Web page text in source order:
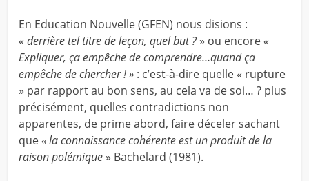
En Education Nouvelle (GFEN) nous disions :
« derrière tel titre de leçon, quel but ?» ou encore«
Expliquer, ça empêche de comprendre…quand ça
empêche de chercher ! » : c’est-à-dire quelle « rupture
» par rapport au bon sens, au cela va de soi… ? plus
précisément, quelles contradictions non
apparentes, de prime abord, faire déceler sachant
que« la connaissance cohérente est un produit de la
raison polémique » Bachelard (1981).